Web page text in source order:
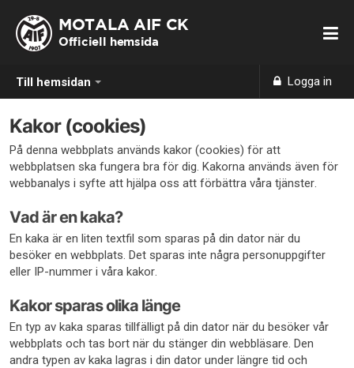
Till hemsidan Logga in
MOTALA AIF CK
Officiell hemsida
Kakor (cookies)
På denna webbplats används kakor (cookies) för att
webbplatsen ska fungera bra för dig. Kakorna används även för
webbanalys i syfte att hjälpa oss att förbättra våra tjänster.
Vad är en kaka?
En kaka är en liten textfil som sparas på din dator när du
besöker en webbplats. Det sparas inte några personuppgifter
eller IP-nummer i våra kakor.
Kakor sparas olika länge
En typ av kaka sparas tillfälligt på din dator när du besöker vår
webbplats och tas bort när du stänger din webbläsare. Den
andra typen av kaka lagras i din dator under längre tid och